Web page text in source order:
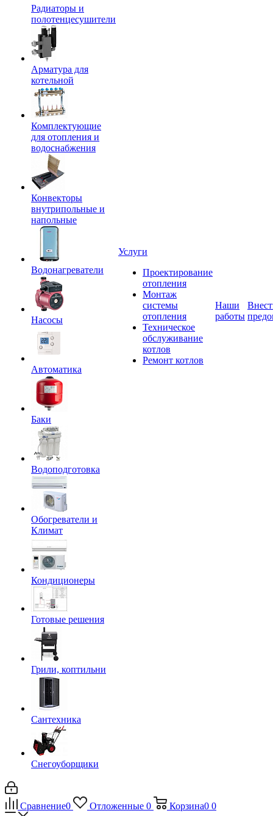
Радиаторы и
полотенцесушители
Арматура для
котельной
Комплектующие
для отопления и
водоснабжения
Конвекторы
внутрипольные и
напольные
Водонагреватели
Насосы
Автоматика
Баки
Водоподготовка
Обогреватели и
Климат
Кондиционеры
Готовые решения
Грили, коптильни
Сантехника
Снегоуборщики
Услуги
Проектирование
отопления
Монтаж
системы
отопления
Техническое
обслуживание
котлов
Ремонт котлов
Наши
работы
Сравнение0 Отложенные 0 Корзина0 0